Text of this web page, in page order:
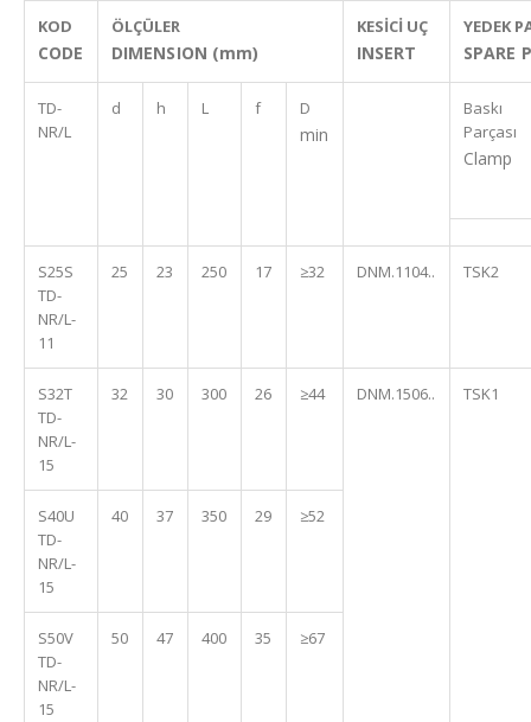
KOD
CODE
ÖLÇÜLER
DIMENSION (mm)
KESİCİ UÇ
INSERT
YEDEK
SPARE
TD-
NR/L
d h L f D
min
Baskı
Parçası
Clamp
S25S
TD-
NR/L-
11
25 23 250 17 ≥32 DNM.1104.. TSK2
S32T
TD-
NR/L-
15
32 30 300 26 ≥44 DNM.1506.. TSK1
S40U
TD-
NR/L-
15
40 37 350 29 ≥52
S50V
TD-
NR/L-
15
50 47 400 35 ≥67